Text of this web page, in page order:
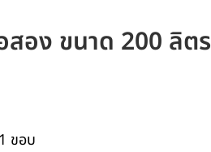
อง ขนาด 200 ลิตร
ขอบ